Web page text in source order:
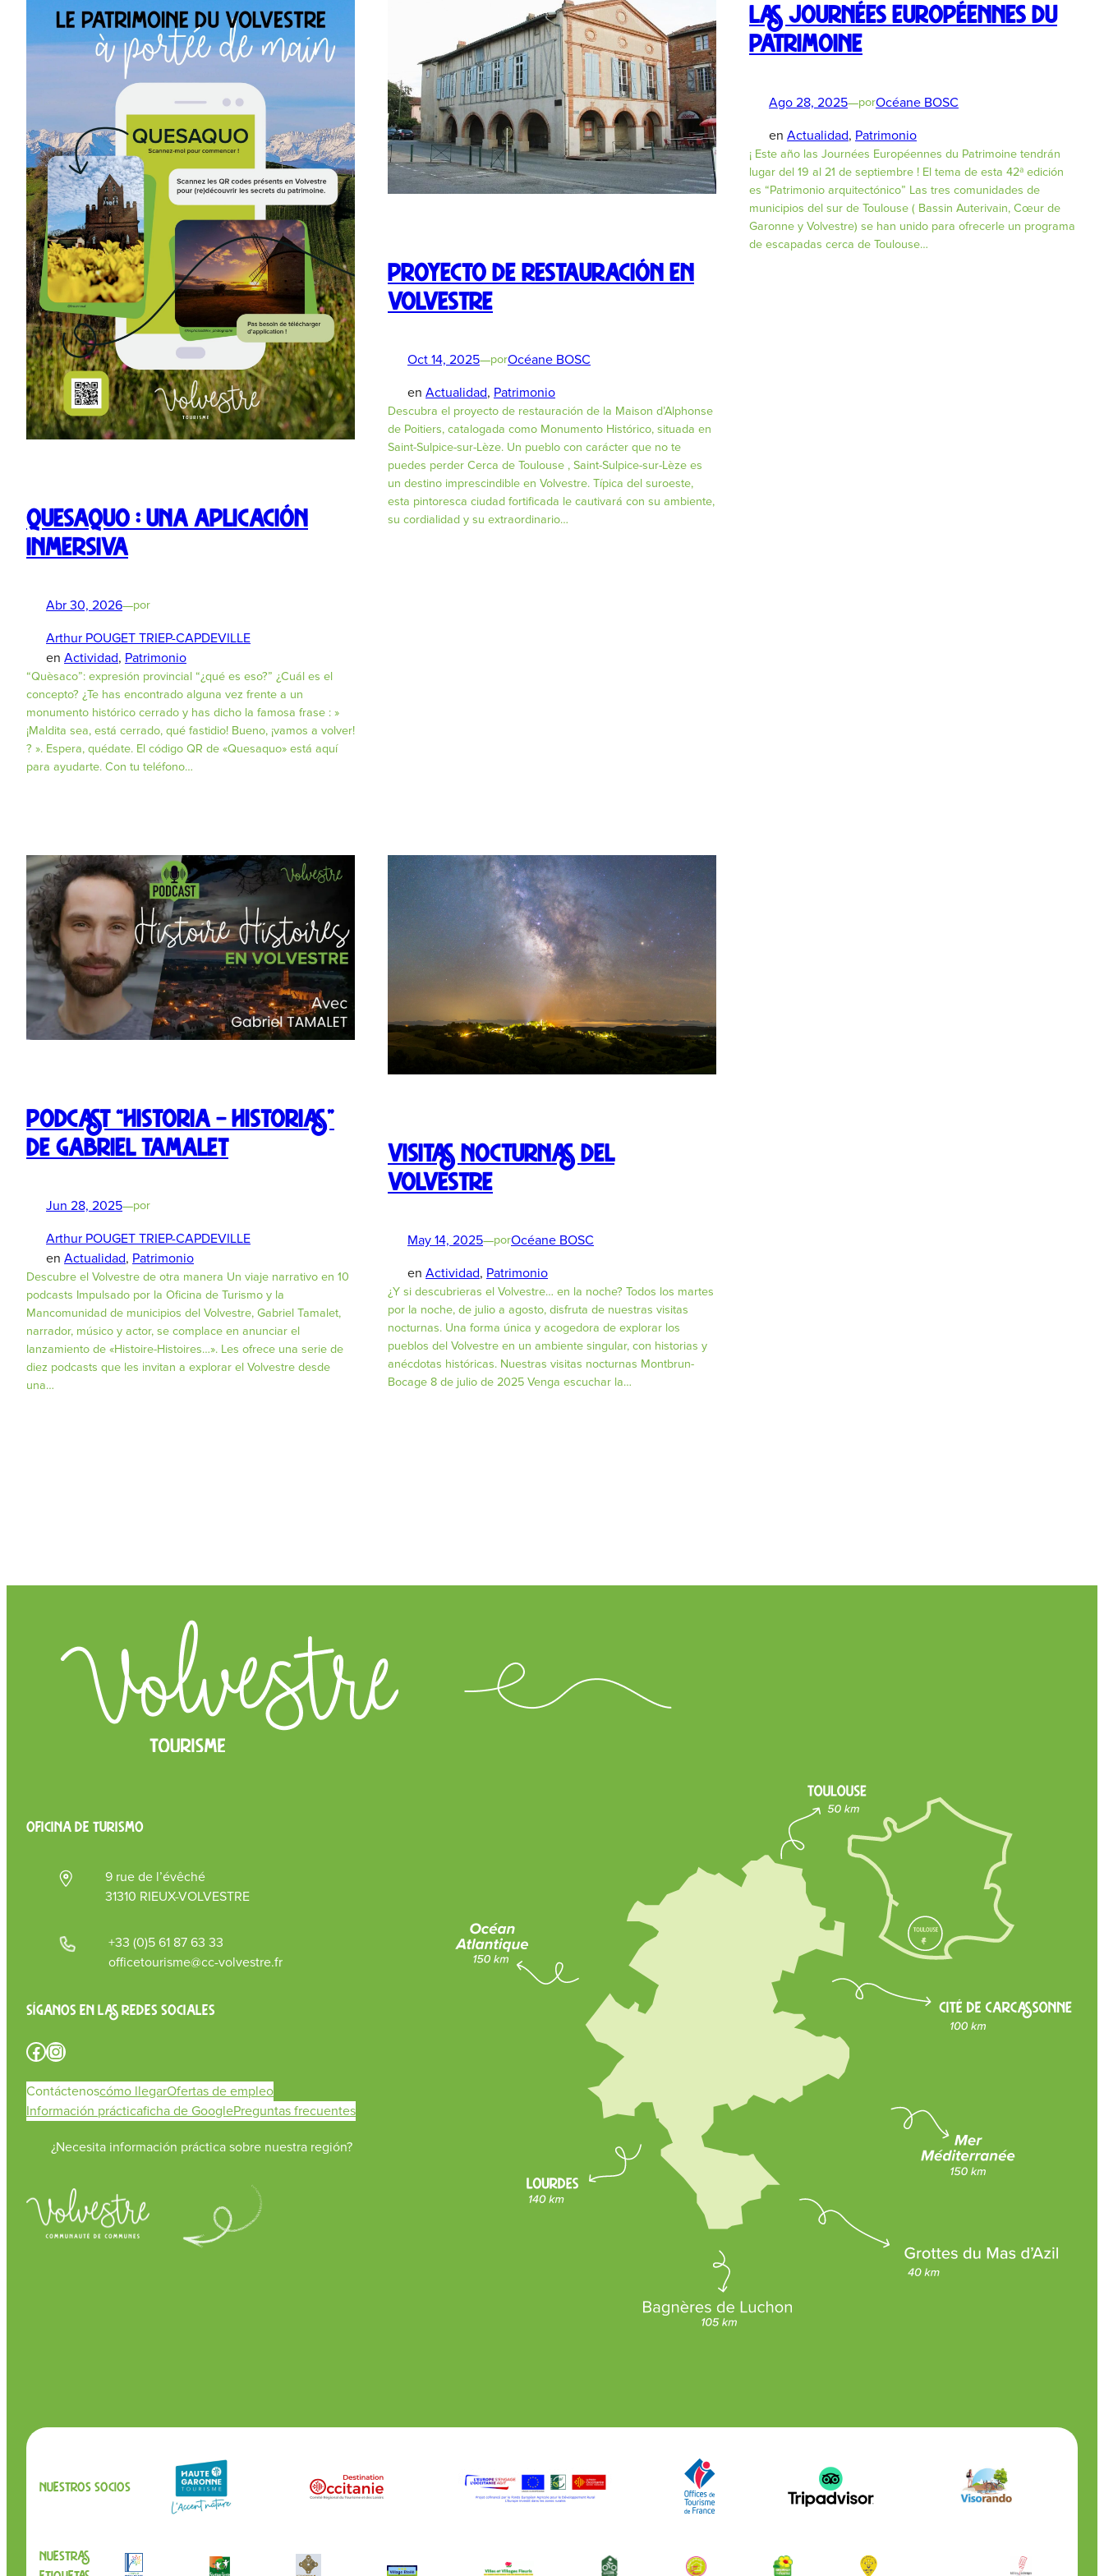
Quesaquo : una aplicación
inmersiva
Abr 30, 2026—por
Arthur POUGET TRIEP-CAPDEVILLE
en Actividad, Patrimonio
“Quèsaco”: expresión provincial “¿qué es eso?” ¿Cuál es el
concepto? ¿Te has encontrado alguna vez frente a un
monumento histórico cerrado y has dicho la famosa frase : »
¡Maldita sea, está cerrado, qué fastidio! Bueno, ¡vamos a volver!
? ». Espera, quédate. El código QR de «Quesaquo» está aquí
para ayudarte. Con tu teléfono…
Proyecto de restauración en
Volvestre
Oct 14, 2025—porOcéane BOSC
en Actualidad, Patrimonio
Descubra el proyecto de restauración de la Maison d’Alphonse
de Poitiers, catalogada como Monumento Histórico, situada en
Saint-Sulpice-sur-Lèze. Un pueblo con carácter que no te
puedes perder Cerca de Toulouse , Saint-Sulpice-sur-Lèze es
un destino imprescindible en Volvestre. Típica del suroeste,
esta pintoresca ciudad fortificada le cautivará con su ambiente,
su cordialidad y su extraordinario…
Las Journées Européennes du
Patrimoine
Ago 28, 2025—porOcéane BOSC
en Actualidad, Patrimonio
¡ Este año las Journées Européennes du Patrimoine tendrán
lugar del 19 al 21 de septiembre ! El tema de esta 42ª edición
es “Patrimonio arquitectónico” Las tres comunidades de
municipios del sur de Toulouse ( Bassin Auterivain, Cœur de
Garonne y Volvestre) se han unido para ofrecerle un programa
de escapadas cerca de Toulouse…
Podcast “Historia – Historias”
de Gabriel Tamalet
Jun 28, 2025—por
Arthur POUGET TRIEP-CAPDEVILLE
en Actualidad, Patrimonio
Descubre el Volvestre de otra manera Un viaje narrativo en 10
podcasts Impulsado por la Oficina de Turismo y la
Mancomunidad de municipios del Volvestre, Gabriel Tamalet,
narrador, músico y actor, se complace en anunciar el
lanzamiento de «Histoire-Histoires…». Les ofrece una serie de
diez podcasts que les invitan a explorar el Volvestre desde
una…
Visitas nocturnas del
Volvestre
May 14, 2025—porOcéane BOSC
en Actividad, Patrimonio
¿Y si descubrieras el Volvestre… en la noche? Todos los martes
por la noche, de julio a agosto, disfruta de nuestras visitas
nocturnas. Una forma única y acogedora de explorar los
pueblos del Volvestre en un ambiente singular, con historias y
anécdotas históricas. Nuestras visitas nocturnas Montbrun-
Bocage 8 de julio de 2025 Venga escuchar la…
OFICINA DE TURISMO
9 rue de l’évêché
31310 RIEUX-VOLVESTRE
+33 (0)5 61 87 63 33
officetourisme@cc-volvestre.fr
Síganos en las redes sociales
Facebook Instagram
Contáctenoscómo llegarOfertas de empleo
Información prácticaficha de GooglePreguntas frecuentes
¿Necesita información práctica sobre nuestra región?
Nuestros socios
Nuestras